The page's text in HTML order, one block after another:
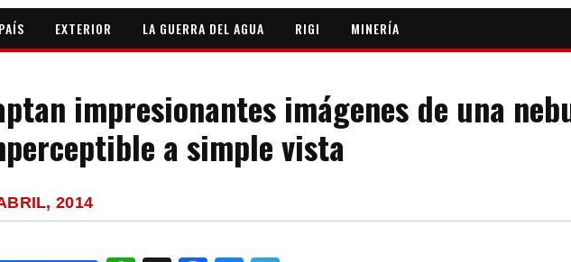
PAÍS EXTERIOR LA GUERRA DEL AGUA RIGI MINERÍA
impresionantes imágenes de una
a simple vista
2014